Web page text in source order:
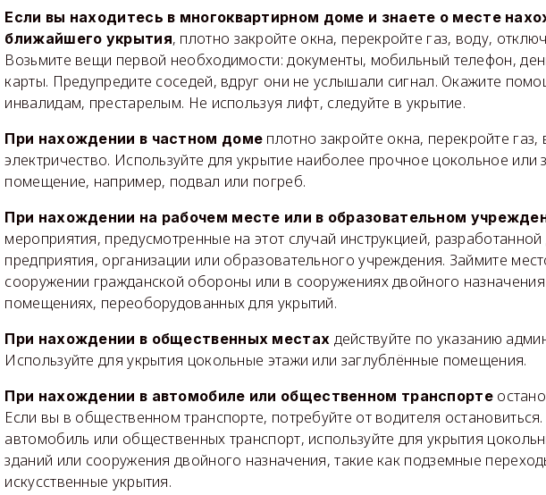
Если вы находитесь в многоквартирном доме и знаете о месте
ближайшего укрытия, плотно закройте окна, перекройте газ, воду,
Возьмите вещи первой необходимости: документы, мобильный телефон,
карты. Предупредите соседей, вдруг они не услышали сигнал. Окажите
инвалидам, престарелым. Не используя лифт, следуйте в укрытие.
При нахождении в частном доме плотно закройте окна, перекройте газ,
электричество. Используйте для укрытие наиболее прочное цокольное или
помещение, например, подвал или погреб.
При нахождении на рабочем месте или в образовательном
мероприятия, предусмотренные на этот случай инструкцией,
предприятия, организации или образовательного учреждения. Займите
сооружении гражданской обороны или в сооружениях двойного
помещениях, переоборудованных для укрытий.
При нахождении в общественных местах действуйте по указанию
Используйте для укрытия цокольные этажи или заглублённые помещения.
При нахождении в автомобиле или общественном транспорте
Если вы в общественном транспорте, потребуйте от водителя
автомобиль или общественных транспорт, используйте для укрытия
зданий или сооружения двойного назначения, такие как подземные
искусственные укрытия.